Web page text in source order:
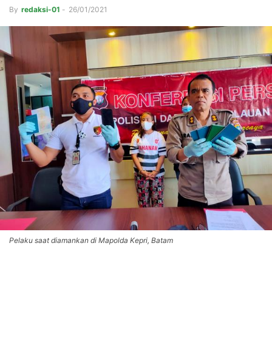
By redaksi-01 - 26/01/2021
Pelaku saat diamankan di Mapolda Kepri, Batam